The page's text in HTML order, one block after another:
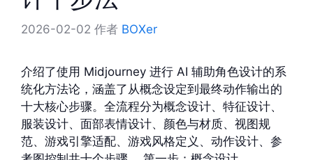
2026-02-02 作者 BOXer
介绍了使用 Midjourney 进行 AI 辅助角色设计的系
统化方法论，涵盖了从概念设定到最终动作输出的
十大核心步骤。全流程分为概念设计、特征设计、
服装设计、面部表情设计、颜色与材质、视图规
范、游戏引擎适配、游戏风格定义、动作设计、参